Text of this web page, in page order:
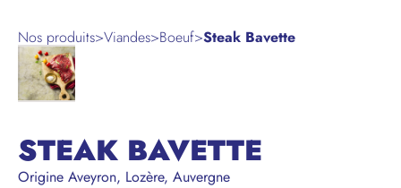
Nos produits>Viandes>Boeuf>Steak Bavette
STEAK BAVETTE
Origine Aveyron, Lozère, Auvergne